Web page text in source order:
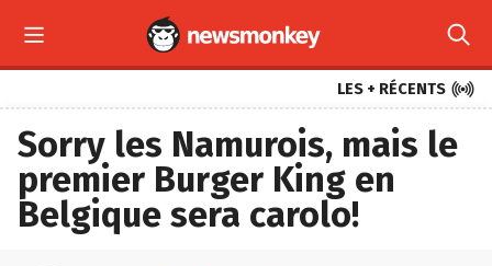
 
LES + RÉCENTS 
Sorry les Namurois, mais le
premier Burger King en
Belgique sera carolo!